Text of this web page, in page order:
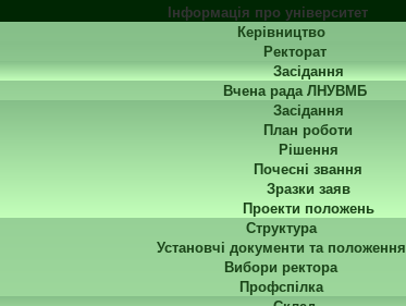
Інформація про університет
Керівництво
Ректорат
Засідання
Вчена рада ЛНУВМБ
Засідання
План роботи
Рішення
Почесні звання
Зразки заяв
Проекти положень
Структура
Установчі документи та положення
Вибори ректора
Профспілка